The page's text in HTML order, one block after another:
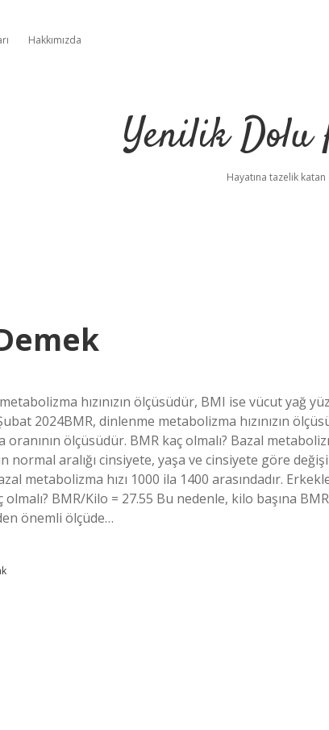
Hakkımızda
Yenilik Dolu
Hayatına tazelik
hızınızın ölçüsüdür, BMI ise vücut yağ
2024BMR, dinlenme metabolizma hızınızın
ölçüsüdür. BMR kaç olmalı? Bazal
normal aralığı cinsiyete, yaşa ve cinsiyete göre
metabolizma hızı 1000 ila 1400 arasındadır.
BMR/Kilo = 27.55 Bu nedenle, kilo başına
önemli ölçüde…